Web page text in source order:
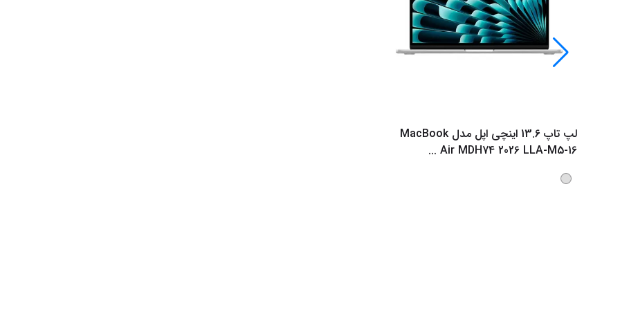
لپ تاپ 13.6 اینچی اپل مدل MacBook
Air MDH74 2026 LLA-M5-16
...